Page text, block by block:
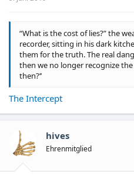
“What is the cost of lies?” the
recorder, sitting in his dark
them for the truth. The real
then we no longer recognize
then?’’
The Intercept
hives
Ehrenmitglied